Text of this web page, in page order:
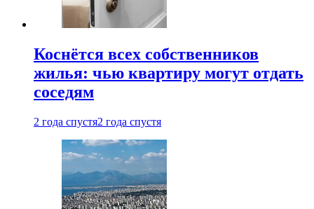
Коснётся всех собственников
жилья: чью квартиру могут отдать
соседям
2 года спустя2 года спустя